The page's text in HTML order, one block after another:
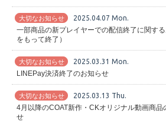
大切なお知らせ 2025.04.07 Mon.
一部商品の新プレイヤーでの配信終了に関す
をもって終了）
大切なお知らせ 2025.03.31 Mon.
LINEPay決済終了のお知らせ
大切なお知らせ 2025.03.13 Thu.
4月以降のCOAT新作・CKオリジナル動画商品
せ